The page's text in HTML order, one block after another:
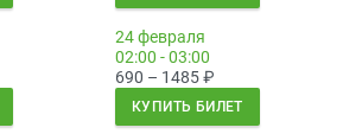
24 февраля
02:00 - 03:00
690 – 1485₽
КУПИТЬ БИЛЕТ